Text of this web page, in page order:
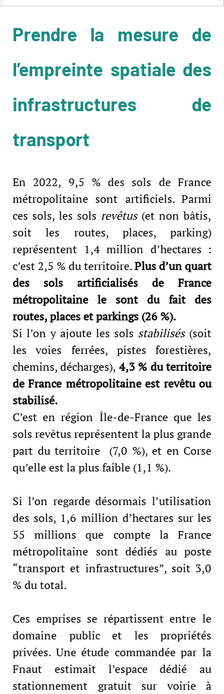
Prendre la mesure de
l’empreinte spatiale des
infrastructures de
transport
En 2022, 9,5 % des sols de France
métropolitaine sont artificiels. Parmi
ces sols, les sols revêtus (et non bâtis,
soit les routes, places, parking)
représentent 1,4 million d’hectares :
c’est 2,5 % du territoire. Plus d’un quart
des sols artificialisés de France
métropolitaine le sont du fait des
routes, places et parkings (26 %).
Si l’on y ajoute les sols stabilisés (soit
les voies ferrées, pistes forestières,
chemins, décharges), 4,3 % du territoire
de France métropolitaine est revêtu ou
stabilisé.
C’est en région Île-de-France que les
sols revêtus représentent la plus grande
part du territoire  (7,0 %), et en Corse
qu’elle est la plus faible (1,1 %).
Si l’on regarde désormais l’utilisation
des sols, 1,6 million d’hectares sur les
55 millions que compte la France
métropolitaine sont dédiés au poste
“transport et infrastructures”, soit 3,0
% du total.
Ces emprises se répartissent entre le
domaine public et les propriétés
privées. Une étude commandée par la
Fnaut estimait l’espace dédié au
stationnement gratuit sur voirie à